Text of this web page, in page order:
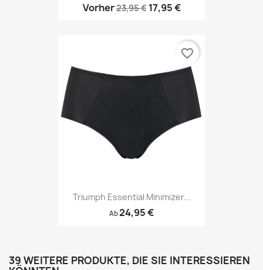
Vorher23,95 € 17,95 €
Triumph Essential Minimizer...
Ab24,95 €
favorite_border
39 WEITERE PRODUKTE, DIE SIE INTERESSIEREN